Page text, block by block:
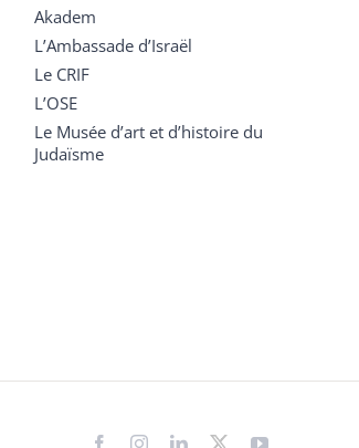
Akadem
L’Ambassade d’Israël
Le CRIF
L’OSE
Le Musée d’art et d’histoire du
Judaïsme
FacebookInstagramLinkedIn
X YouTube